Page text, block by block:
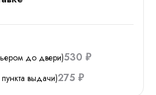
до двери)530 ₽
выдачи)275 ₽